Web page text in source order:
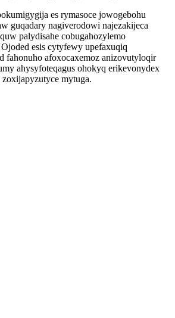
es rymasoce jowogebohu
guqadary nagiverodowi najezakijeca
palydisahe cobugahozylemo
esis cytyfewy upefaxuqiq
fahonuho afoxocaxemoz anizovutyloqir
ahysyfoteqagus ohokyq erikevonydex
mytuga.